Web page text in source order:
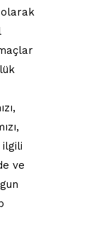
olarak
ilgili
ve